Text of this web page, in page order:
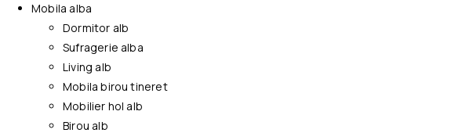
Mobila alba
Dormitor alb
Sufragerie alba
Living alb
Mobila birou tineret
Mobilier hol alb
Birou alb